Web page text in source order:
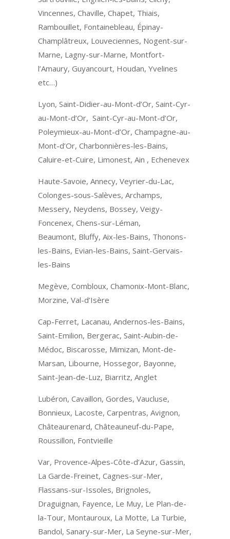
Vincennes, Chaville, Chapet, Thiais,
Rambouillet, Fontainebleau, Épinay-
Champlâtreux, Louveciennes, Nogent-sur-
Marne, Lagny-sur-Marne, Montfort-
l’Amaury, Guyancourt, Houdan, Yvelines
etc…)
Lyon, Saint-Didier-au-Mont-d’Or, Saint-Cyr-
au-Mont-d’Or, Saint-Cyr-au-Mont-d’Or,
Poleymieux-au-Mont-d’Or, Champagne-au-
Mont-d’Or, Charbonnières-les-Bains,
Caluire-et-Cuire, Limonest, Ain , Echenevex
Haute-Savoie, Annecy, Veyrier-du-Lac,
Colonges-sous-Salèves, Archamps,
Messery, Neydens, Bossey, Veigy-
Foncenex, Chens-sur-Léman,
Beaumont, Bluffy, Aix-les-Bains, Thonons-
les-Bains, Evian-les-Bains, Saint-Gervais-
les-Bains
Megève, Combloux, Chamonix-Mont-Blanc,
Morzine, Val-d’Isère
Cap-Ferret, Lacanau, Andernos-les-Bains,
Saint-Emilion, Bergerac, Saint-Aubin-de-
Médoc, Biscarosse, Mimizan, Mont-de-
Marsan, Libourne, Hossegor, Bayonne,
Saint-Jean-de-Luz, Biarritz, Anglet
Lubéron, Cavaillon, Gordes, Vaucluse,
Bonnieux, Lacoste, Carpentras, Avignon,
Châteaurenard, Châteauneuf-du-Pape,
Roussillon, Fontvieille
Var, Provence-Alpes-Côte-d’Azur, Gassin,
La Garde-Freinet, Cagnes-sur-Mer,
Flassans-sur-Issoles, Brignoles,
Draguignan, Fayence, Le Muy, Le Plan-de-
la-Tour, Montauroux, La Motte, La Turbie,
Bandol, Sanary-sur-Mer, La Seyne-sur-Mer,